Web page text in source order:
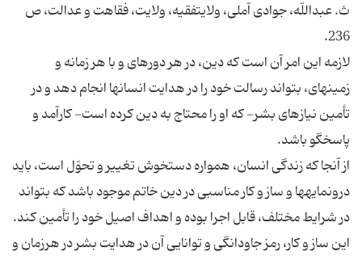
ث. عبداللّه، جوادى آملى، ولايت‏فقيه، ولايت، فقاهت و عدالت، ص
236.
لازمه اين امر آن است كه دين، در هر دوره‏اى و با هر زمانه و
زمينه‏اى، بتواند رسالت خود را در هدايت انسان‏ها انجام دهد و در
تأمين نيازهاى بشر- كه او را محتاج به دين كرده است- كارآمد و
پاسخگو باشد.
از آنجا كه زندگى انسان، همواره دستخوش تغيير و تحوّل است، بايد
درون‏مايه‏ها و ساز و كار مناسبى در دين خاتم موجود باشد كه بتواند
در شرايط مختلف، قابل اجرا بوده و اهداف اصيل خود را تأمين كند.
اين ساز و كار، رمز جاودانگى و توانايى آن در هدايت بشر در هرزمان و